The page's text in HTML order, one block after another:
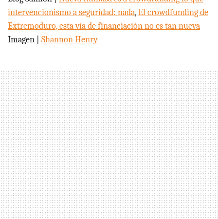
intervencionismo a seguridad: nada,El crowdfunding de
Extremoduro, esta vía de financiación no es tan nueva
Imagen | Shannon Henry